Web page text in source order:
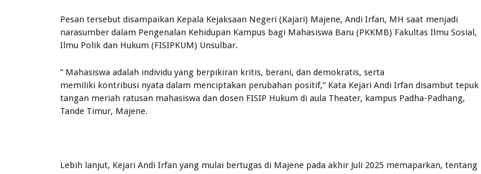
Pesan tersebut disampaikan Kepala Kejaksaan Negeri (Kajari) Majene, Andi Irfan, MH saat menjadi
narasumber dalam Pengenalan Kehidupan Kampus bagi Mahasiswa Baru (PKKMB) Fakultas Ilmu Sosial,
Ilmu Polik dan Hukum (FISIPKUM) Unsulbar.
” Mahasiswa adalah individu yang berpikiran kritis, berani, dan demokratis, serta
memiliki kontribusi nyata dalam menciptakan perubahan positif,” Kata Kejari Andi Irfan disambut tepuk
tangan meriah ratusan mahasiswa dan dosen FISIP Hukum di aula Theater, kampus Padha-Padhang,
Tande Timur, Majene.
Lebih lanjut, Kejari Andi Irfan yang mulai bertugas di Majene pada akhir Juli 2025 memaparkan, tentang